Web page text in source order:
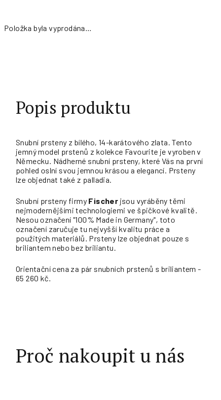
Položka byla vyprodána…
Popis produktu
Snubní prsteny z bílého, 14-karátového zlata. Tento
jemný model prstenů z kolekce Favourite je vyroben v
Německu. Nádherné snubní prsteny, které Vás na první
pohled oslní svou jemnou krásou a elegancí. Prsteny
lze objednat také z palladia.
Snubní prsteny firmy Fischer jsou vyráběny těmi
nejmodernějšími technologiemi ve špičkové kvalitě.
Nesou označení "100% Made in Germany", toto
označení zaručuje tu nejvyšší kvalitu práce a
použitých materiálů. Prsteny lze objednat pouze s
briliantem nebo bez briliantu.
Orientační cena za pár snubních prstenů s briliantem -
65 260 kč.
Proč nakoupit u nás